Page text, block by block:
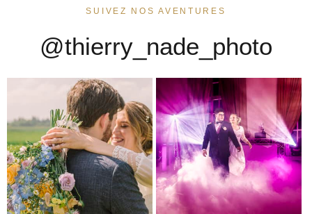
SUIVEZ NOS AVENTURES
@thierry_nade_photo